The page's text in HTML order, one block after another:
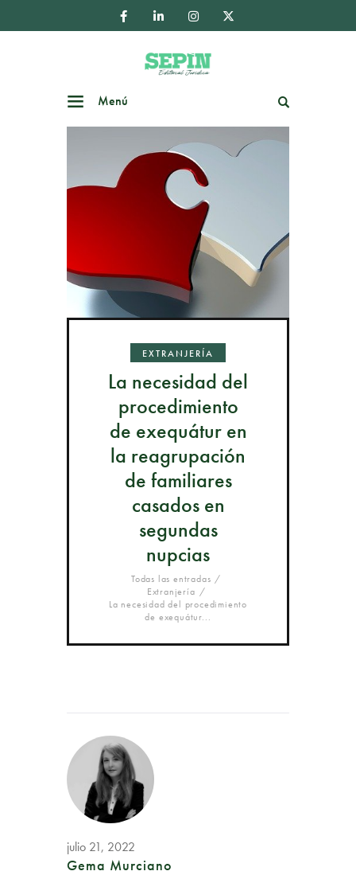
Menú
EXTRANJERÍA
La necesidad del
procedimiento
de exequátur en
la reagrupación
de familiares
casados en
segundas
nupcias
Todas las entradas
Extranjería
La necesidad del procedimiento
de exequátur...
julio 21, 2022
Gema Murciano